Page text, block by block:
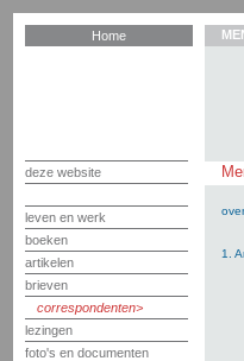
Home
deze website
leven en werk
boeken
artikelen
brieven
correspondenten
lezingen
foto's en documenten
1.